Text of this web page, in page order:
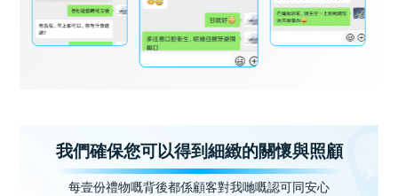
我們確保您可以得到細緻的關懷與照顧
每壹份禮物嘅背後都係顧客對我哋嘅認可同安心